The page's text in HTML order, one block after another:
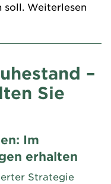
Weiterlesen
–
Sie
Im
erhalten
Strategie